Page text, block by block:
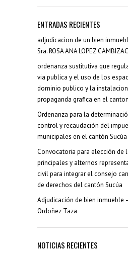
ENTRADAS RECIENTES
adjudicacion de un bien
Sra. ROSA ANA LOPEZ
ordenanza sustitutiva que
via publica y el uso de los
dominio publico y la
propaganda grafica en el
Ordenanza para la
control y recaudación del
municipales en el cantón Sucúa
Convocatoria para elección de
principales y alternos
civil para integrar el consejo
de derechos del cantón Sucúa
Adjudicación de bien inmueble
Ordoñez Taza
NOTICIAS RECIENTES